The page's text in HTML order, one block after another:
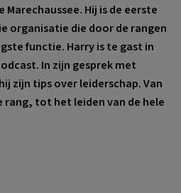
Hij is de eerste
organisatie die door de rangen
functie. Harry is te gast in
In zijn gesprek met
zijn tips over leiderschap. Van
rang, tot het leiden van de hele